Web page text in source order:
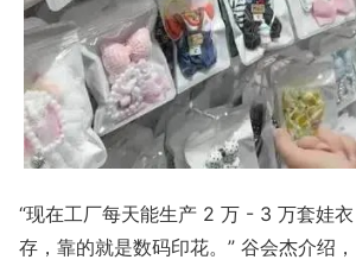
“现在工厂每天能生产 2 万 - 3 万套娃
存，靠的就是数码印花。” 谷会杰介绍